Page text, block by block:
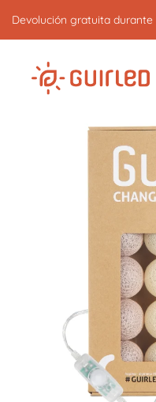
Devolución gratuita durante